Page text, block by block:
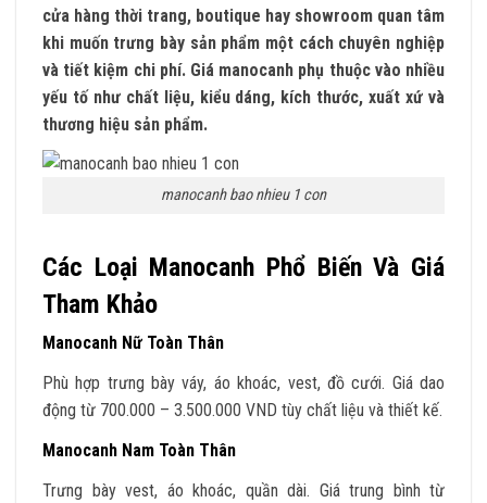
cửa hàng thời trang, boutique hay showroom quan tâm
khi muốn trưng bày sản phẩm một cách chuyên nghiệp
và tiết kiệm chi phí. Giá manocanh phụ thuộc vào nhiều
yếu tố như chất liệu, kiểu dáng, kích thước, xuất xứ và
thương hiệu sản phẩm.
manocanh bao nhieu 1 con
Các Loại Manocanh Phổ Biến Và Giá
Tham Khảo
Manocanh Nữ Toàn Thân
Phù hợp trưng bày váy, áo khoác, vest, đồ cưới. Giá dao
động từ 700.000 – 3.500.000 VND tùy chất liệu và thiết kế.
Manocanh Nam Toàn Thân
Trưng bày vest, áo khoác, quần dài. Giá trung bình từ